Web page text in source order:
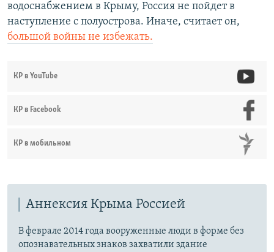
водоснабжением в Крыму, Россия не пойдет в
наступление с полуострова. Иначе, считает он,
большой войны не избежать.
КР в YouTube
КР в Facebook
КР в мобильном
Аннексия Крыма Россией
В феврале 2014 года вооруженные люди в форме без
опознавательных знаков захватили здание